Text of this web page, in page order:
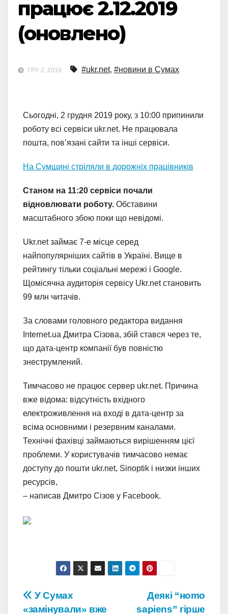
працює 2.12.2019
(оновлено)
ГРУ 2, 2019 #ukr.net, #новини в Сумах
Сьогодні, 2 грудня 2019 року, з 10:00 припинили
роботу всі сервіси ukr.net. Не працювала
пошта, пов’язані сайти та інші сервіси.
На Сумщині стріляли в дорожніх працівників
Станом на 11:20 сервіси почали
відновлювати роботу. Обставини
масштабного збою поки що невідомі.
Ukr.net займає 7-е місце серед
найпопулярніших сайтів в Україні. Вище в
рейтингу тільки соціальні мережі і Google.
Щомісячна аудиторія сервісу Ukr.net становить
99 млн читачів.
За словами головного редактора видання
Internet.ua Дмитра Сізова, збій стався через те,
що дата-центр компанії був повністю
знеструмлений.
Тимчасово не працює сервер ukr.net. Причина
вже відома: відсутність вхідного
електроживлення на вході в дата-центр за
всіма основними і резервним каналами.
Технічні фахівці займаються вирішенням цієї
проблеми. У користувачів тимчасово немає
доступу до пошти ukr.net, Sinoptik і низки інших
ресурсів,
– написав Дмитро Сізов у Facebook.
Навігація
Деякі “нomo
sapiens” гірше
У Сумах
«замінували» вже